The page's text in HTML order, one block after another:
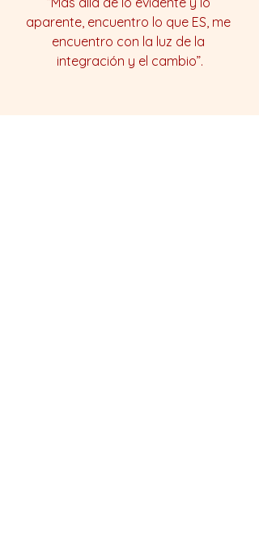
aparente, encuentro lo que ES, me
encuentro con la luz de la
integración y el cambio”.